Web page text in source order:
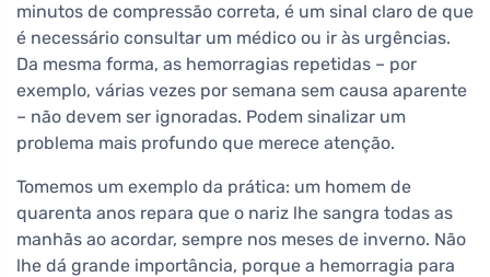
minutos de compressão correta, é um sinal claro de que
é necessário consultar um médico ou ir às urgências.
Da mesma forma, as hemorragias repetidas – por
exemplo, várias vezes por semana sem causa aparente
– não devem ser ignoradas. Podem sinalizar um
problema mais profundo que merece atenção.
Tomemos um exemplo da prática: um homem de
quarenta anos repara que o nariz lhe sangra todas as
manhãs ao acordar, sempre nos meses de inverno. Não
lhe dá grande importância, porque a hemorragia para